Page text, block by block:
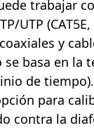
trabajar
UTP (CAT5E,
y
basa en la
de
para
contra la